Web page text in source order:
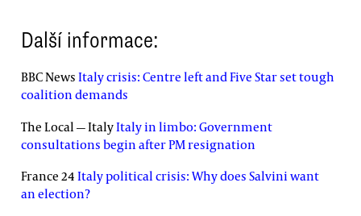
Další informace:
BBC News Italy crisis: Centre left and Five Star set tough
coalition demands
The Local — ItalyItaly in limbo: Government
consultations begin after PM resignation
France 24 Italy political crisis: Why does Salvini want
an election?